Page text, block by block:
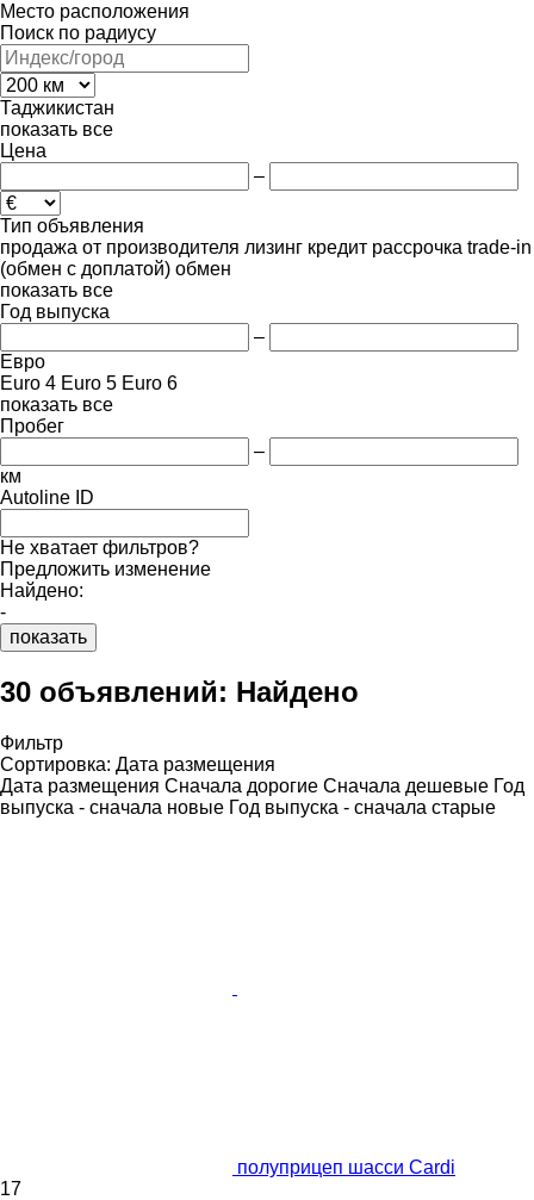
Место расположения
Поиск по радиусу
Таджикистан
показать все
Цена
–
Тип объявления
продажа от производителя лизинг кредит рассрочка trade-in
(обмен с доплатой) обмен
показать все
Год выпуска
–
Евро
Euro 4 Euro 5 Euro 6
показать все
Пробег
–
км
Autoline ID
Не хватает фильтров?
Предложить изменение
Найдено:
-
показать
30 объявлений: Найдено
Фильтр
Сортировка: Дата размещения
Дата размещения Сначала дорогие Сначала дешевые Год
выпуска - сначала новые Год выпуска - сначала старые
полуприцеп шасси Cardi
17